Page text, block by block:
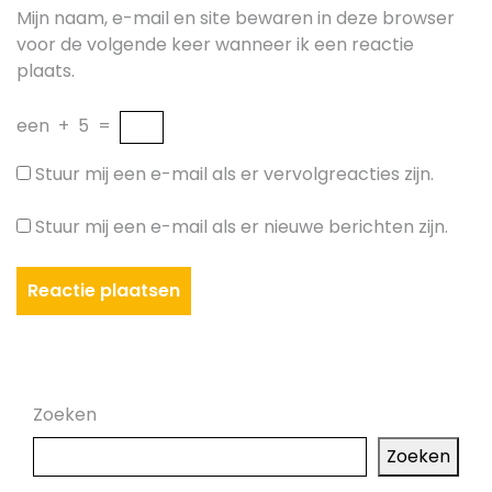
Mijn naam, e-mail en site bewaren in deze browser
voor de volgende keer wanneer ik een reactie
plaats.
een + 5 =
Stuur mij een e-mail als er vervolgreacties zijn.
Stuur mij een e-mail als er nieuwe berichten zijn.
Zoeken
Zoeken